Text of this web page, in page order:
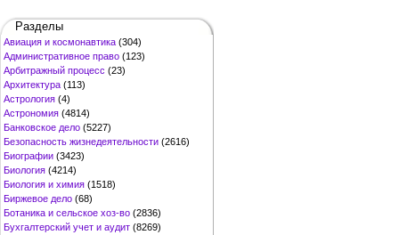
Разделы
Авиация и космонавтика (304)
Административное право (123)
Арбитражный процесс (23)
Архитектура (113)
Астрология (4)
Астрономия (4814)
Банковское дело (5227)
Безопасность жизнедеятельности (2616)
Биографии (3423)
Биология (4214)
Биология и химия (1518)
Биржевое дело (68)
Ботаника и сельское хоз-во (2836)
Бухгалтерский учет и аудит (8269)